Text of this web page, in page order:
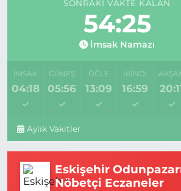
SONRAKI VAKTE KALAN
54:24
İmsak Namazı
İMSAK
04:18
GÜNEŞ
05:56
ÖĞLE
13:09
İKINDI
16:59
Aylık Vakitler
Eskişehir
Nöbetçi Eczaneler